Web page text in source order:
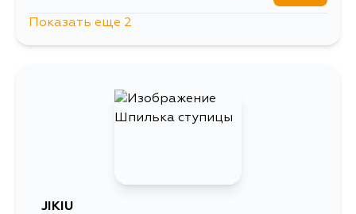
Показать еще 2
JIKIU